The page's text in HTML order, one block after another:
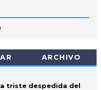
ARCHIVO
triste despedida del